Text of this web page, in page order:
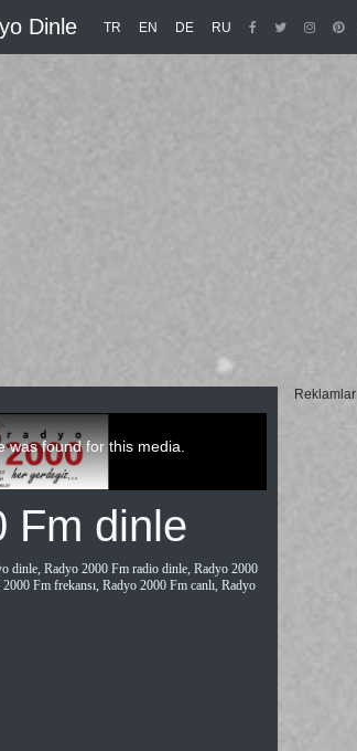
Dinle TR EN DE/de RU
was found for this media.
Fm dinle
dinle, Radyo 2000 Fm radio dinle, Radyo 2000
Fm frekansı, Radyo 2000 Fm canlı, Radyo
Reklamlar